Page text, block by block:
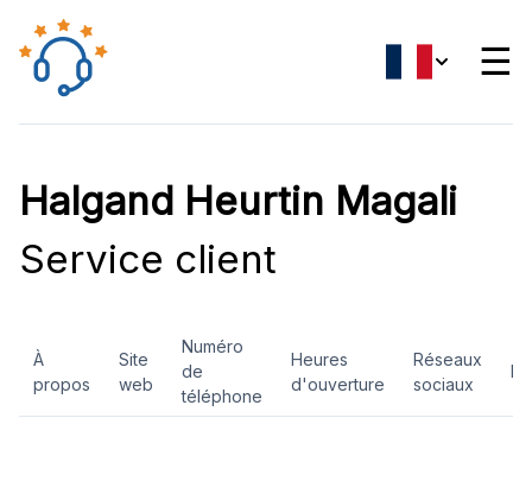
☰
Halgand Heurtin Magali
Service client
À
propos
Site
web
Numéro
de
téléphone
Heures
d'ouverture
Réseaux
sociaux